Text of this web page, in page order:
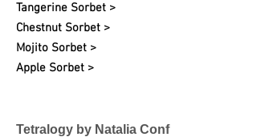
Tangerine Sorbet >
Chestnut Sorbet >
Mojito Sorbet >
Apple Sorbet >
Tetralogy by Natalia Conf